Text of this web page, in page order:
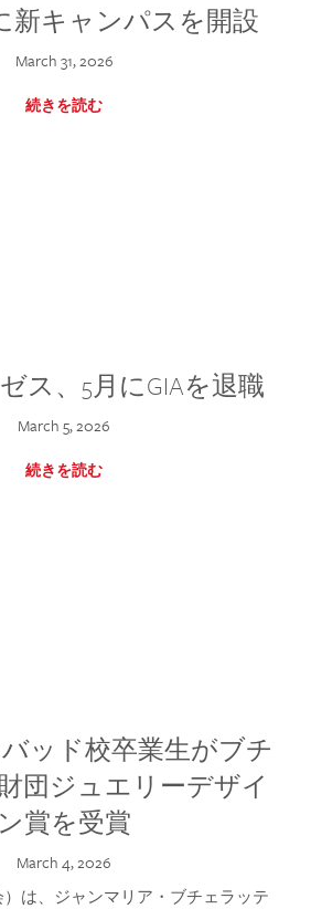
新キャンパスを開設
March 31, 2026
続きを読む
ス、5月にGIAを退職
March 5, 2026
続きを読む
ッド校卒業生がブチ
団ジュエリーデザイ
ン賞を受賞
March 4, 2026
は、ジャンマリア・ブチェラッテ